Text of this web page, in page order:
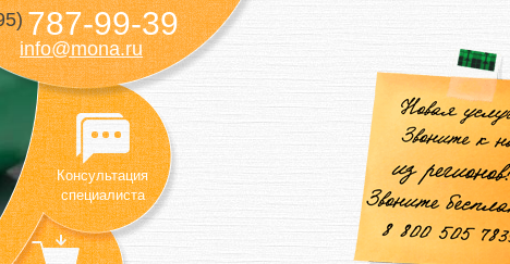
787-99-39
info@mona.ru
Консультация
специалиста